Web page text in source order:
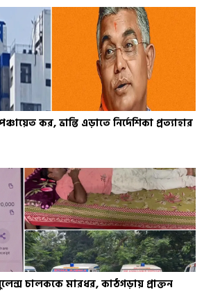
কর, ভ্রান্তি এড়াতে নির্দেশিকা প্রত্যাহার
চালককে মারধর, কাঠগড়ায় প্রাক্তন